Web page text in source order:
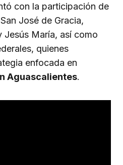
con la participación de
José de Gracia,
Jesús María, así como
quienes
enfocada en
Aguascalientes.